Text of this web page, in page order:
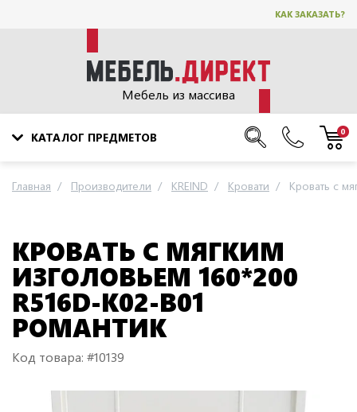
КАК ЗАКАЗАТЬ?
Мебель из массива
КАТАЛОГ ПРЕДМЕТОВ 0
Главная Производители KREIND Кровати Кровать с
КРОВАТЬ С МЯГКИМ
ИЗГОЛОВЬЕМ 160*200
R516D-K02-B01
РОМАНТИК
Код товара: #10139